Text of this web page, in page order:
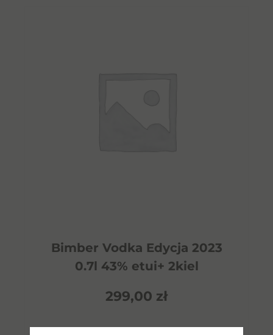
Bimber Vodka Edycja 2023
0.7l 43% etui+ 2kiel
299,00 zł